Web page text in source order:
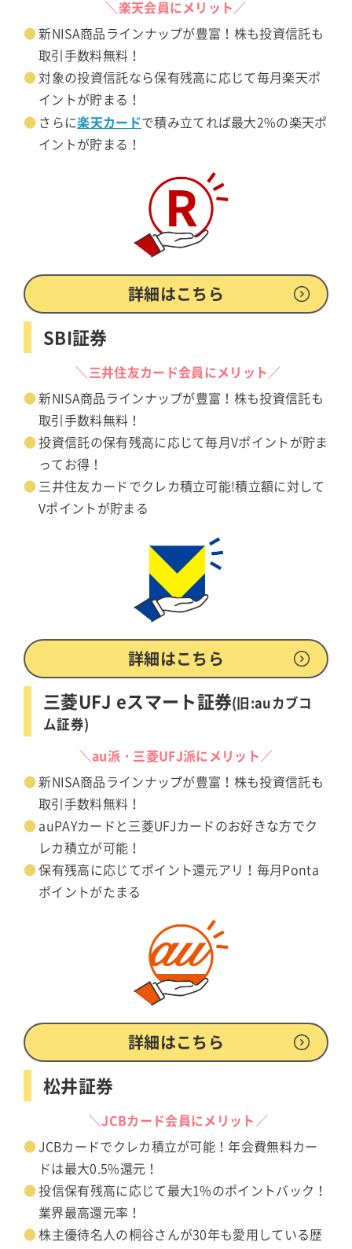
＼楽天会員にメリット／
新NISA商品ラインナップが豊富！株も投資信託も
取引手数料無料！
対象の投資信託なら保有残高に応じて毎月楽天ポ
イントが貯まる！
さらに楽天カードで積み立てれば最大2%の楽天ポ
イントが貯まる！
詳細はこちら
SBI証券
＼三井住友カード会員にメリット／
新NISA商品ラインナップが豊富！株も投資信託も
取引手数料無料！
投資信託の保有残高に応じて毎月Vポイントが貯ま
ってお得！
三井住友カードでクレカ積立可能!積立額に対して
Vポイントが貯まる
詳細はこちら
三菱UFJ eスマート証券(旧:auカブコ
ム証券)
＼au派・三菱UFJ派にメリット／
新NISA商品ラインナップが豊富！株も投資信託も
取引手数料無料！
auPAYカードと三菱UFJカードのお好きな方でク
レカ積立が可能！
保有残高に応じてポイント還元アリ！毎月Ponta
ポイントがたまる
詳細はこちら
松井証券
＼JCBカード会員にメリット／
JCBカードでクレカ積立が可能！年会費無料カー
ドは最大0.5%還元！
投信保有残高に応じて最大1%のポイントバック！
業界最高還元率！
株主優待名人の桐谷さんが30年も愛用している歴